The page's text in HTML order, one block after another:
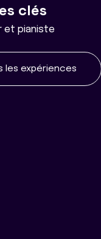
clés
et pianiste
les expériences